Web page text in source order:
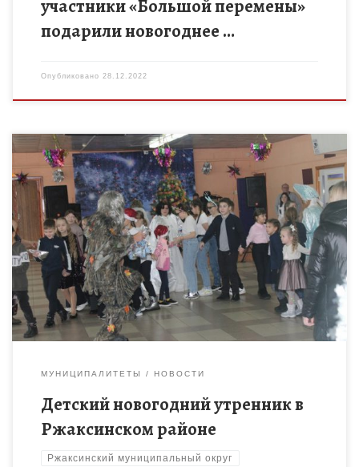
участники «Большой перемены»
подарили новогоднее …
Опубликовано 28.12.2022
23 декабря в Ржаксинском районе впервые прошла Ёлка
Главы района «Ёлкины подарки», организатором которой
выступил Дом детского творчества совместно с МБУК
«Центр досуговой деятельности». Глава […]
МУНИЦИПАЛИТЕТЫ НОВОСТИ
Детский новогодний утренник в
Ржаксинском районе
Ржаксинский муниципальный округ